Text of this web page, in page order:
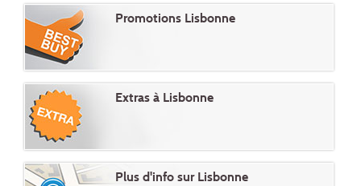
Promotions Lisbonne
Extras à Lisbonne
Plus d'info sur Lisbonne